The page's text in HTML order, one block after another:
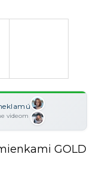
videom
GOLD